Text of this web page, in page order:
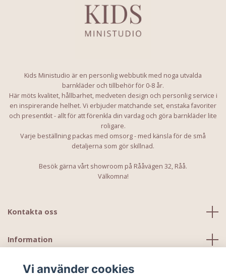
Kids Ministudio är en personlig webbutik med noga utvalda
barnkläder och tillbehör för 0-8 år.
Här möts kvalitet, hållbarhet, medveten design och personlig service i
en inspirerande helhet. Vi erbjuder matchande set, enstaka favoriter
och presentkit - allt för att förenkla din vardag och göra barnkläder lite
roligare.
Varje beställning packas med omsorg - med känsla för de små
detaljerna som gör skillnad.
Besök gärna vårt showroom på Rååvägen 32, Råå.
Välkomna!
Kontakta oss
Information
Vi använder cookies